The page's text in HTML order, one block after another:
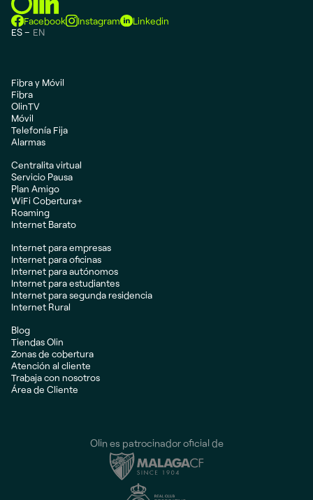
Facebook Instagram
Linkedin
ES
EN
Fibra y Móvil
Fibra
OlinTV
Móvil
Telefonía Fija
Alarmas
Centralita virtual
Servicio Pausa
Plan Amigo
WiFi Cobertura+
Roaming
Internet Barato
Internet para empresas
Internet para oficinas
Internet para autónomos
Internet para estudiantes
Internet para segunda residencia
Internet Rural
Blog
Tiendas Olin
Zonas de cobertura
Atención al cliente
Trabaja con nosotros
Área de Cliente
Olin es patrocinador oficial de